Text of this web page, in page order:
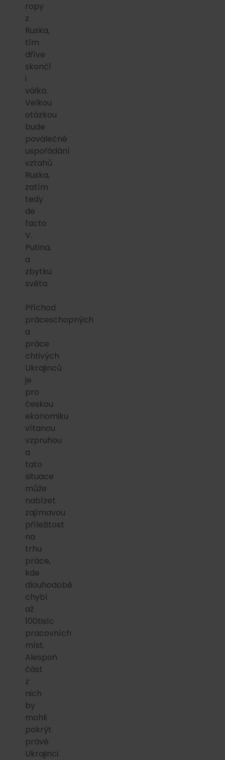
ropy
z
Ruska,
tím
dříve
skončí
i
válka.
Velkou
otázkou
bude
poválečné
uspořádání
vztahů
Ruska,
zatím
tedy
de
facto
V.
Putina,
a
zbytku
světa.
Příchod
práceschopných
a
práce
chtivých
Ukrajinců
je
pro
českou
ekonomiku
vítanou
vzpruhou
a
tato
situace
může
nabízet
zajímavou
příležitost
na
trhu
práce,
kde
dlouhodobě
chybí
až
100tisíc
pracovních
míst.
Alespoň
část
z
nich
by
mohli
pokrýt
právě
Ukrajinci.